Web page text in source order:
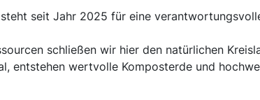
seit Jahr 2025 für eine
schließen wir hier den natürlichen
entstehen wertvolle Komposterde und